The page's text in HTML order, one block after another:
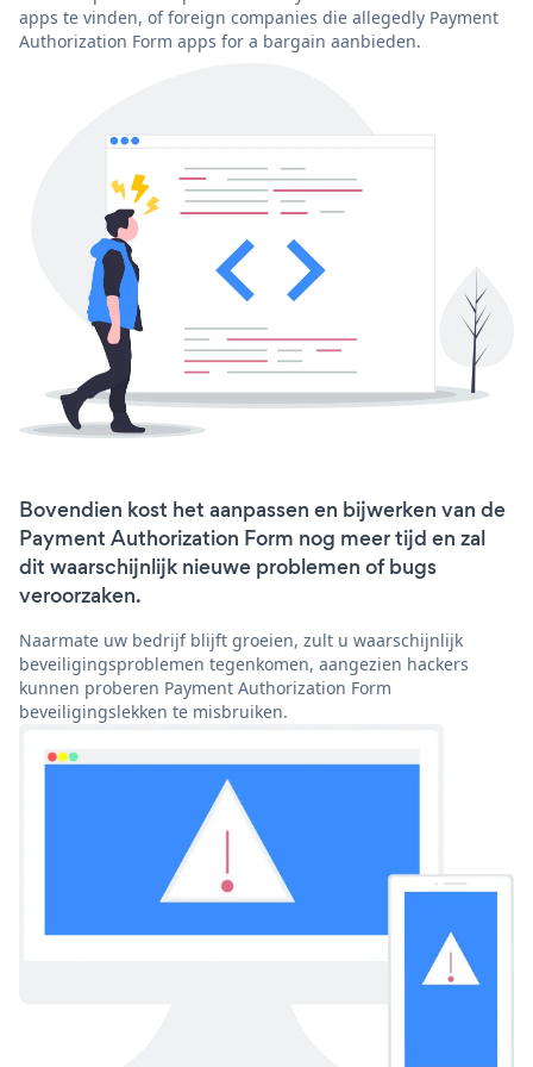
apps te vinden, of foreign companies die allegedly Payment
Authorization Form apps for a bargain aanbieden.
Bovendien kost het aanpassen en bijwerken van de
Payment Authorization Form nog meer tijd en zal
dit waarschijnlijk nieuwe problemen of bugs
veroorzaken.
Naarmate uw bedrijf blijft groeien, zult u waarschijnlijk
beveiligingsproblemen tegenkomen, aangezien hackers
kunnen proberen Payment Authorization Form
beveiligingslekken te misbruiken.